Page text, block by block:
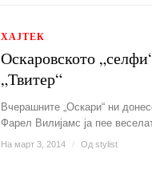
ХАЈТЕК
Оскаровското
„Твитер“
Вчерашните „Оскари“ ни
Фарел Вилијамс ја пее
На март 3, 2014 / Од stylist